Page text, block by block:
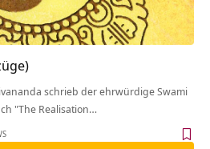
schrieb der ehrwürdige Swami
"The Realisation…